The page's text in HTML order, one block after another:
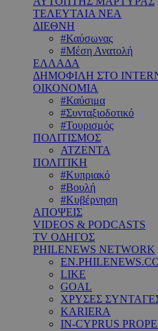
ΤΕΛΕΥΤΑΙΑ ΝΕΑ
ΔΙΕΘΝΗ
#Καύσωνας
#Μέση Ανατολή
ΕΛΛΑΔΑ
ΔΗΜΟΦΙΛΗ ΣΤΟ
ΟΙΚΟΝΟΜΙΑ
#Καύσιμα
#Συνταξιοδοτικό
#Τουρισμός
ΠΟΛΙΤΙΣΜΟΣ
ΑΤΖΕΝΤΑ
ΠΟΛΙΤΙΚΗ
#Κυπριακό
#Βουλή
#Κυβέρνηση
ΑΠΟΨΕΙΣ
VIDEOS & PODCASTS
TV ΟΔΗΓΟΣ
PHILENEWS NETWORK
LIKE
GOAL
ΧΡΥΣΕΣ
KARIERA
IN-CYPRUS